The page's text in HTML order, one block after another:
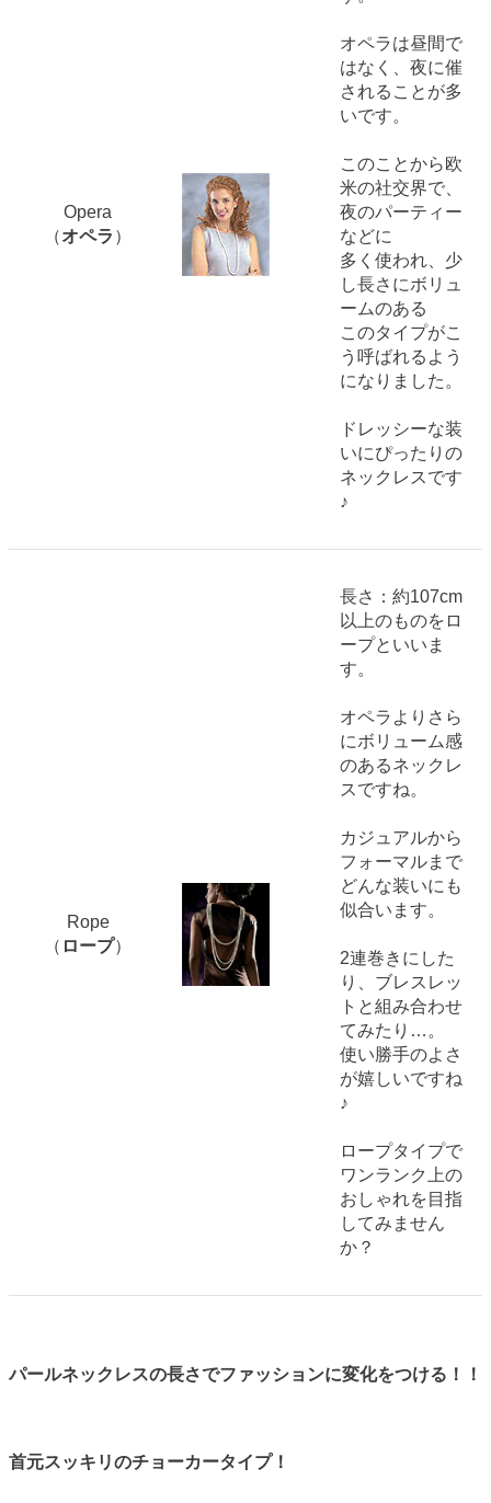
Opera
（オペラ ）
オペラは昼間で
はなく、夜に催
されることが多
いです。
このことから欧
米の社交界で、
夜のパーティー
などに
多く使われ、少
し長さにボリュ
ームのある
このタイプがこ
う呼ばれるよう
になりました。
ドレッシーな装
いにぴったりの
ネックレスです
♪
Rope
（ ロープ）
長さ：約107cm
以上のものをロ
ープといいま
す。
オペラよりさら
にボリューム感
のあるネックレ
スですね。
カジュアルから
フォーマルまで
どんな装いにも
似合います。
2連巻きにした
り、ブレスレッ
トと組み合わせ
てみたり…。
使い勝手のよさ
が嬉しいですね
♪
ロープタイプで
ワンランク上の
おしゃれを目指
してみません
か？
パールネックレスの長さでファッションに変化をつける！！
首元スッキリのチョーカータイプ！